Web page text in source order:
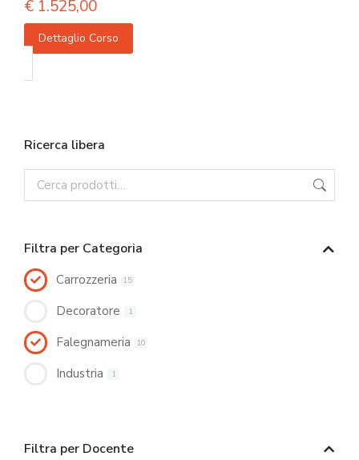
€ 1.525,00
Dettaglio Corso
Ricerca libera
Filtra per Categoria
Carrozzeria 15
Decoratore 1
Falegnameria 10
Industria 1
Filtra per Docente